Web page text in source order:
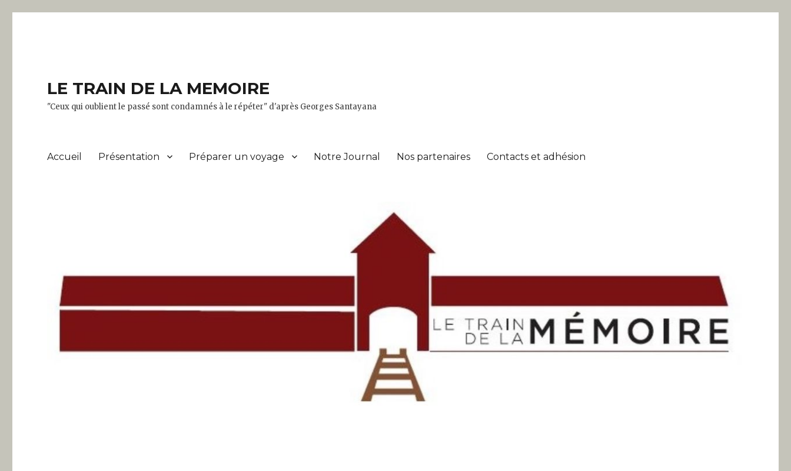
LE TRAIN DE LA MEMOIRE
"Ceux qui oublient le passé sont condamnés à le répéter" d'après Georges Santayana
Accueil Présentation Préparer un voyage Notre Journal Nos partenaires Contacts et adhésion